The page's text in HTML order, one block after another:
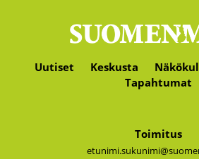
Uutiset Keskusta
Tapahtumat
Toimitus